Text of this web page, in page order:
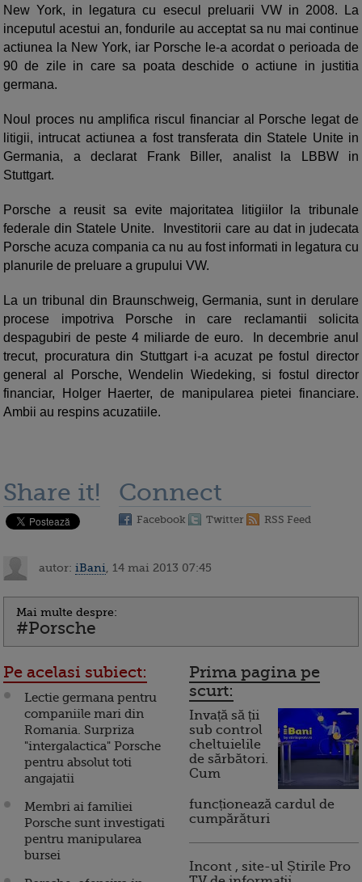
New York, in legatura cu esecul preluarii VW in 2008. La
inceputul acestui an, fondurile au acceptat sa nu mai continue
actiunea la New York, iar Porsche le-a acordat o perioada de
90 de zile in care sa poata deschide o actiune in justitia
germana.
Noul proces nu amplifica riscul financiar al Porsche legat de
litigii, intrucat actiunea a fost transferata din Statele Unite in
Germania, a declarat Frank Biller, analist la LBBW in
Stuttgart.
Porsche a reusit sa evite majoritatea litigiilor la tribunale
federale din Statele Unite. Investitorii care au dat in judecata
Porsche acuza compania ca nu au fost informati in legatura cu
planurile de preluare a grupului VW.
La un tribunal din Braunschweig, Germania, sunt in derulare
procese impotriva Porsche in care reclamantii solicita
despagubiri de peste 4 miliarde de euro. In decembrie anul
trecut, procuratura din Stuttgart i-a acuzat pe fostul director
general al Porsche, Wendelin Wiedeking, si fostul director
financiar, Holger Haerter, de manipularea pietei financiare.
Ambii au respins acuzatiile.
Share it! Connect
Facebook Twitter RSS Feed
autor: iBani , 14 mai 2013 07:45
Mai multe despre:
#Porsche
Pe acelasi subiect:
Lectie germana pentru
companiile mari din
Romania. Surpriza
"intergalactica" Porsche
pentru absolut toti
angajatii
Membri ai familiei
Porsche sunt investigati
pentru manipularea
bursei
Prima pagina pe
scurt:
Invață să ții
sub control
cheltuielile
de sărbători.
Cum
funcționează cardul de
cumpărături
Incont , site-ul Știrile Pro